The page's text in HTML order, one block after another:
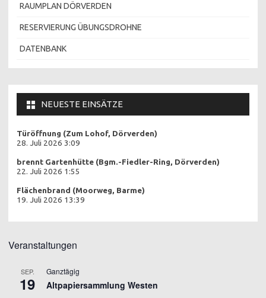
RAUMPLAN DÖRVERDEN
RESERVIERUNG ÜBUNGSDROHNE
DATENBANK
NEUESTE EINSÄTZE
Türöffnung (Zum Lohof, Dörverden)
28. Juli 2026 3:09
brennt Gartenhütte (Bgm.-Fiedler-Ring, Dörverden)
22. Juli 2026 1:55
Flächenbrand (Moorweg, Barme)
19. Juli 2026 13:39
Veranstaltungen
SEP.
19
Ganztägig
Altpapiersammlung Westen